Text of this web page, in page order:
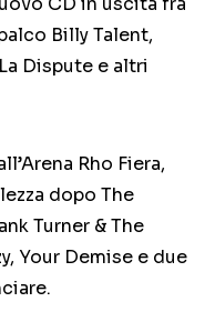
Billy Talent,
Dispute e altri
Rho Fiera,
dopo The
Turner & The
Your Demise e due